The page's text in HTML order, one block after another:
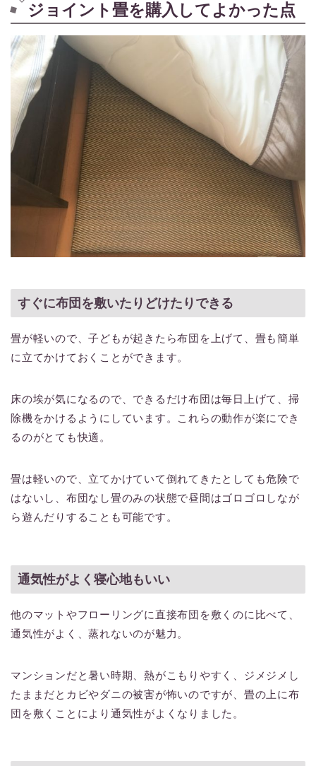
ジョイント畳を購入してよかった点
すぐに布団を敷いたりどけたりできる
畳が軽いので、子どもが起きたら布団を上げて、畳も簡単
に立てかけておくことができます。
床の埃が気になるので、できるだけ布団は毎日上げて、掃
除機をかけるようにしています。これらの動作が楽にでき
るのがとても快適。
畳は軽いので、立てかけていて倒れてきたとしても危険で
はないし、布団なし畳のみの状態で昼間はゴロゴロしなが
ら遊んだりすることも可能です。
通気性がよく寝心地もいい
他のマットやフローリングに直接布団を敷くのに比べて、
通気性がよく、蒸れないのが魅力。
マンションだと暑い時期、熱がこもりやすく、ジメジメし
たままだとカビやダニの被害が怖いのですが、畳の上に布
団を敷くことにより通気性がよくなりました。